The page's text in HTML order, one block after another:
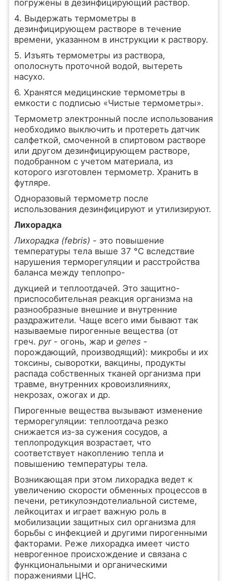
погружены в дезинфицирующий раствор.
4. Выдержать термометры в
дезинфицирующем растворе в течение
времени, указанном в инструкции к раствору.
5. Изъять термометры из раствора,
ополоснуть проточной водой, вытереть
насухо.
6. Хранятся медицинские термометры в
емкости с подписью «Чистые термометры».
Термометр электронный после использования
необходимо выключить и протереть датчик
салфеткой, смоченной в спиртовом растворе
или другом дезинфицирующем растворе,
подобранном с учетом материала, из
которого изготовлен термометр. Хранить в
футляре.
Одноразовый термометр после
использования дезинфицируют и утилизируют.
Лихорадка
Лихорадка (febris) - это повышение
температуры тела выше 37 °С вследствие
нарушения терморегуляции и расстройства
баланса между теплопро-
дукцией и теплоотдачей. Это защитно-
приспособительная реакция организма на
разнообразные внешние и внутренние
раздражители. Чаще всего ими бывают так
называемые пирогенные вещества (от
греч. pyr - огонь, жар и genes -
порождающий, производящий): микробы и их
токсины, сыворотки, вакцины, продукты
распада собственных тканей организма при
травме, внутренних кровоизлияниях,
некрозах, ожогах и др.
Пирогенные вещества вызывают изменение
терморегуляции: теплоотдача резко
снижается из-за сужения сосудов, а
теплопродукция возрастает, что
соответствует накоплению тепла и
повышению температуры тела.
Возникающая при этом лихорадка ведет к
увеличению скорости обменных процессов в
печени, ретикулоэндотелиальной системе,
лейкоцитах и играет важную роль в
мобилизации защитных сил организма для
борьбы с инфекцией и другими пирогенными
факторами. Реже лихорадка имеет чисто
неврогенное происхождение и связана с
функциональными и органическими
поражениями ЦНС.